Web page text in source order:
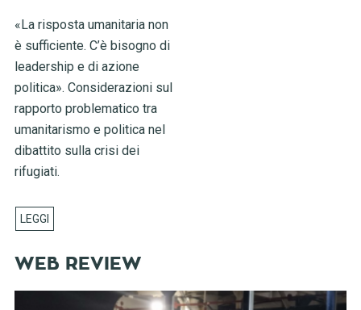
«La risposta umanitaria non
è sufficiente. C’è bisogno di
leadership e di azione
politica». Considerazioni sul
rapporto problematico tra
umanitarismo e politica nel
dibattito sulla crisi dei
rifugiati.
WEB REVIEW